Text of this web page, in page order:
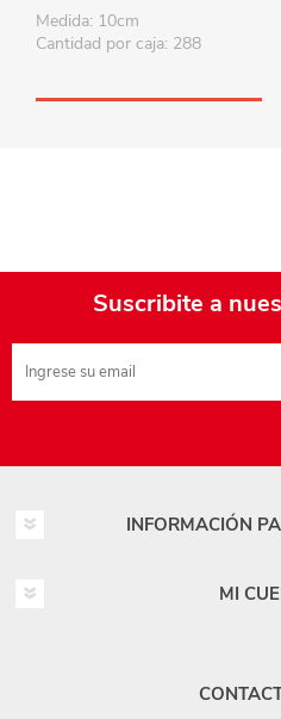
Medida: 10cm
Cantidad por caja: 288
Suscribite a
INFORMACIÓN
MI